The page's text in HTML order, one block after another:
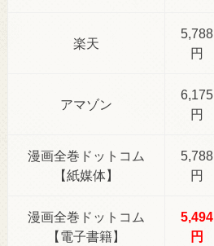
楽天
5,788
円
アマゾン
6,175
円
漫画全巻ドットコム
【紙媒体】
5,788
円
漫画全巻ドットコム
【電子書籍】
5,494
円